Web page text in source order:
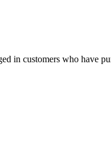
in customers who have